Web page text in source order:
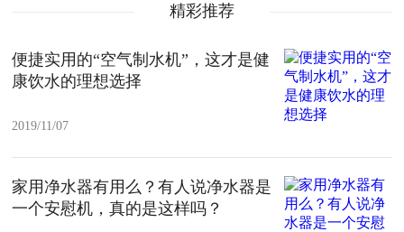
精彩推荐
便捷实用的“空气制水机”，这才是健
康饮水的理想选择
2019/11/07
家用净水器有用么？有人说净水器是
一个安慰机，真的是这样吗？